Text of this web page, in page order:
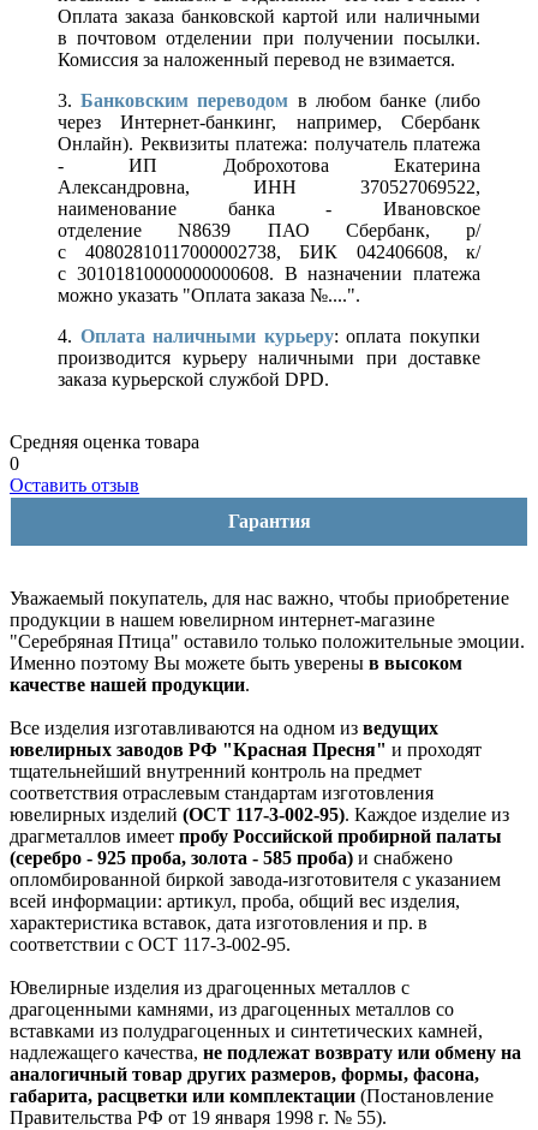
Оплата заказа банковской картой или наличными
в почтовом отделении при получении посылки.
Комиссия за наложенный перевод не взимается.
3.Банковским переводом в любом банке (либо
через Интернет-банкинг, например, Сбербанк
Онлайн). Реквизиты платежа: получатель платежа
- ИП Доброхотова Екатерина
Александровна, ИНН 370527069522,
наименование банка - Ивановское
отделение N8639 ПАО Сбербанк, р/
с 40802810117000002738, БИК 042406608, к/
с 30101810000000000608. В назначении платежа
можно указать "Оплата заказа №....".
4. Оплата наличными курьеру: оплата покупки
производится курьеру наличными при доставке
заказа курьерской службой DPD.
Средняя оценка товара
0
Оставить отзыв
Гарантия
Уважаемый покупатель, для нас важно, чтобы приобретение
продукции в нашем ювелирном интернет-магазине
"Серебряная Птица" оставило только положительные эмоции.
Именно поэтому Вы можете быть уверены в высоком
качестве нашей продукции.
Все изделия изготавливаются на одном из ведущих
ювелирных заводов РФ "Красная Пресня" и проходят
тщательнейший внутренний контроль на предмет
соответствия отраслевым стандартам изготовления
ювелирных изделий (ОСТ 117-3-002-95). Каждое изделие из
драгметаллов имеет пробу Российской пробирной палаты
(серебро - 925 проба, золота - 585 проба) и снабжено
опломбированной биркой завода-изготовителя с указанием
всей информации: артикул, проба, общий вес изделия,
характеристика вставок, дата изготовления и пр. в
соответствии с ОСТ 117-3-002-95.
Ювелирные изделия из драгоценных металлов с
драгоценными камнями, из драгоценных металлов со
вставками из полудрагоценных и синтетических камней,
надлежащего качества, не подлежат возврату или обмену на
аналогичный товар других размеров, формы, фасона,
габарита, расцветки или комплектации (Постановление
Правительства РФ от 19 января 1998 г. № 55).